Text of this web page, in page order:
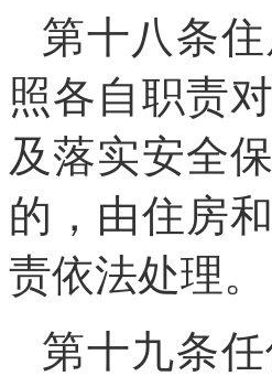
第十八条
照各自职责
及落实安全
的，由住房
责依法处理。
第十九条